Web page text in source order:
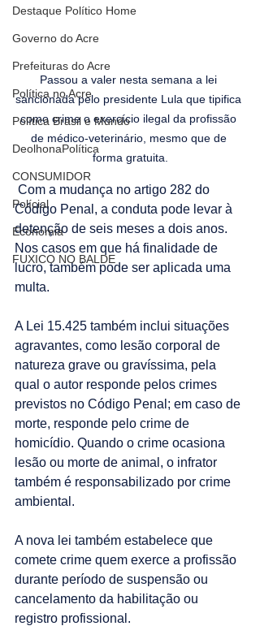
Destaque Político Home
Governo do Acre
Prefeituras do Acre
Política no Acre
Política Brasil e Mundo
DeolhonaPolítica
CONSUMIDOR
Polícial
Economia
FUXICO NO BALDE
Passou a valer nesta semana a lei
sancionada pelo presidente Lula que tipifica
como crime o exercício ilegal da profissão
de médico-veterinário, mesmo que de
forma gratuita.
Código Penal, a conduta pode levar à
detenção de seis meses a dois anos.
Nos casos em que há finalidade de
lucro, também pode ser aplicada uma
multa.
A Lei 15.425 também inclui situações
agravantes, como lesão corporal de
natureza grave ou gravíssima, pela
qual o autor responde pelos crimes
previstos no Código Penal; em caso de
morte, responde pelo crime de
homicídio. Quando o crime ocasiona
lesão ou morte de animal, o infrator
também é responsabilizado por crime
ambiental.
A nova lei também estabelece que
comete crime quem exerce a profissão
durante período de suspensão ou
cancelamento da habilitação ou
registro profissional.